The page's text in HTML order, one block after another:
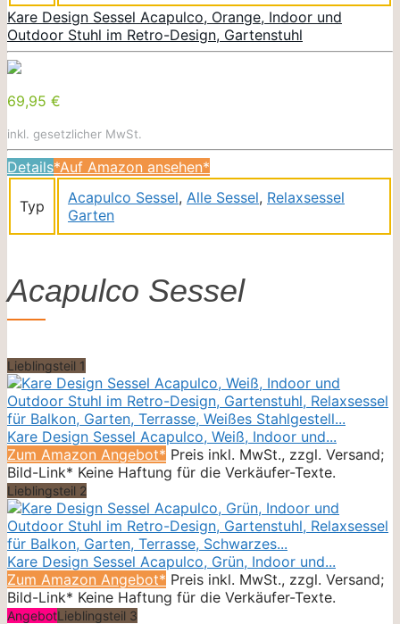
Kare Design Sessel Acapulco, Orange, Indoor und
Outdoor Stuhl im Retro-Design, Gartenstuhl
69,95 €
inkl. gesetzlicher MwSt.
Details*Auf Amazon ansehen*
Typ Acapulco Sessel, Alle Sessel, Relaxsessel
Garten
Acapulco Sessel
Lieblingsteil 1
Kare Design Sessel Acapulco, Weiß, Indoor und...
Zum Amazon Angebot* Preis inkl. MwSt., zzgl. Versand;
Bild-Link* Keine Haftung für die Verkäufer-Texte.
Lieblingsteil 2
Kare Design Sessel Acapulco, Grün, Indoor und...
Zum Amazon Angebot* Preis inkl. MwSt., zzgl. Versand;
Bild-Link* Keine Haftung für die Verkäufer-Texte.
AngebotLieblingsteil 3